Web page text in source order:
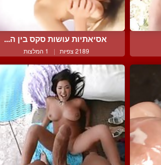
אסיאתיות עושות סקס בין ה...
2189 צפיות | 1 המלצות